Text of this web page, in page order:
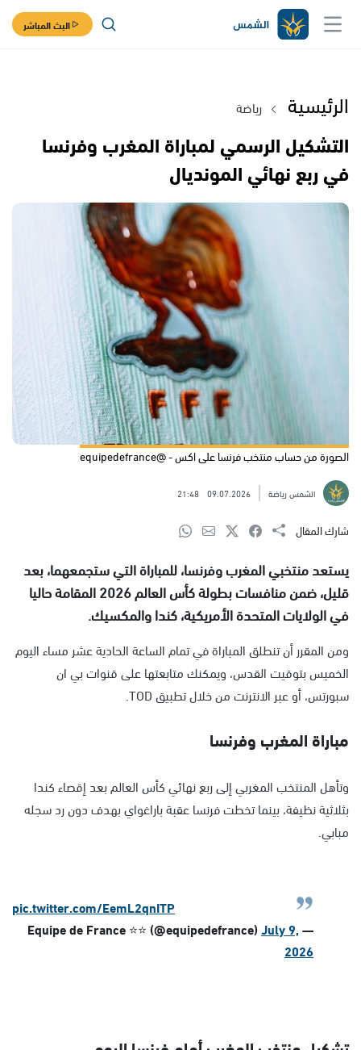
البث المباشر
الرئيسية رياضة
التشكيل الرسمي لمباراة المغرب وفرنسا
في ربع نهائي المونديال
الصورة من حساب منتخب فرنسا على اكس - @equipedefrance
الشمس رياضة 09.07.2026
21:48
شارك المقال
يستعد منتخبي المغرب وفرنسا، للمباراة التي ستجمعهما، بعد
قليل، ضمن منافسات بطولة كأس العالم 2026 المقامة حاليا
في الولايات المتحدة الأمريكية، كندا والمكسيك.
ومن المقرر أن تنطلق المباراة في تمام الساعة الحادية عشر مساء اليوم
الخميس بتوقيت القدس، ويمكنك متابعتها على قنوات بي ان
سبورتس، أو عبر الانترنت من خلال تطبيق TOD.
مباراة المغرب وفرنسا
وتأهل المنتخب المغربي إلى ربع نهائي كأس العالم بعد إقصاء كندا
بثلاثية نظيفة، بينما تخطت فرنسا عقبة باراغواي بهدف دون رد سجله
مبابي.
pic.twitter.com/EemL2qnITP
— Equipe de France ⭐⭐ (@equipedefrance)
July 9,
2026